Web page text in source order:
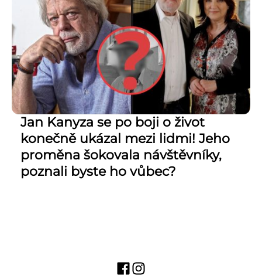
Jan Kanyza se po boji o život
konečně ukázal mezi lidmi! Jeho
proměna šokovala návštěvníky,
poznali byste ho vůbec?